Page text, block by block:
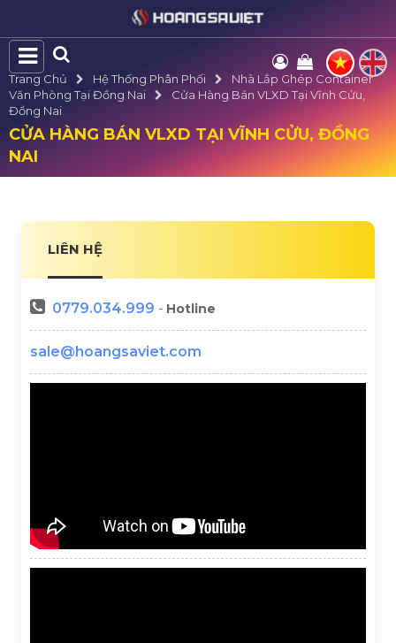
Trang Chủ Hệ Thống Phân Phối
Nhà Lắp Ghép Container
Văn Phòng Tại Đồng Nai
Cửa Hàng Bán VLXD Tại Vĩnh Cửu,
Đồng Nai
CỬA HÀNG BÁN VLXD TẠI VĨNH CỬU, ĐỒNG
NAI
LIÊN HỆ
0779.034.999 - Hotline
sale@hoangsaviet.com